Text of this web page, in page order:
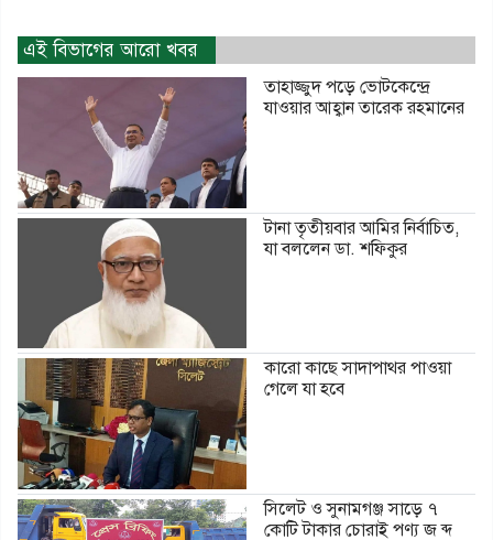
এই বিভাগের আরো খবর
তাহাজ্জুদ পড়ে ভোটকেন্দ্রে
যাওয়ার আহ্বান তারেক রহমানের
টানা তৃতীয়বার আমির নির্বাচিত,
যা বললেন ডা. শফিকুর
কারো কাছে সাদাপাথর পাওয়া
গেলে যা হবে
সিলেট ও সুনামগঞ্জ সাড়ে ৭
কোটি টাকার চোরাই পণ্য জ ব্দ